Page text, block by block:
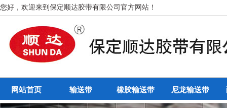
您好，欢迎来到保定顺达胶带有限公司官方网站！
网站首页 输送带 橡胶输送带 尼龙输送带